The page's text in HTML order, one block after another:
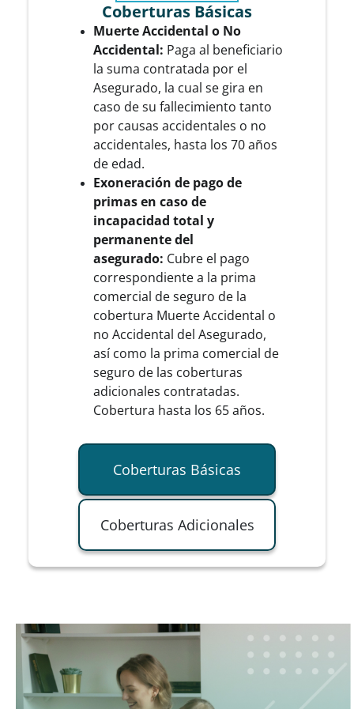
Coberturas Básicas
Muerte Accidental o No
Accidental: Paga al beneficiario
la suma contratada por el
Asegurado, la cual se gira en
caso de su fallecimiento tanto
por causas accidentales o no
accidentales, hasta los 70 años
de edad.
Exoneración de pago de
primas en caso de
incapacidad total y
permanente del
asegurado: Cubre el pago
correspondiente a la prima
comercial de seguro de la
cobertura Muerte Accidental o
no Accidental del Asegurado,
así como la prima comercial de
seguro de las coberturas
adicionales contratadas.
Cobertura hasta los 65 años.
Coberturas Básicas
Coberturas Adicionales